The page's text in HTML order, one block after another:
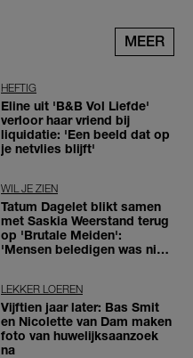
MEER
HEFTIG
Eline uit 'B&B Vol Liefde'
verloor haar vriend bij
liquidatie: 'Een beeld dat op
je netvlies blijft'
WIL JE ZIEN
Tatum Dagelet blikt samen
met Saskia Weerstand terug
op 'Brutale Meiden':
'Mensen beledigen was niet
LEKKER LOEREN
Vijftien jaar later: Bas Smit
en Nicolette van Dam maken
foto van huwelijksaanzoek
na